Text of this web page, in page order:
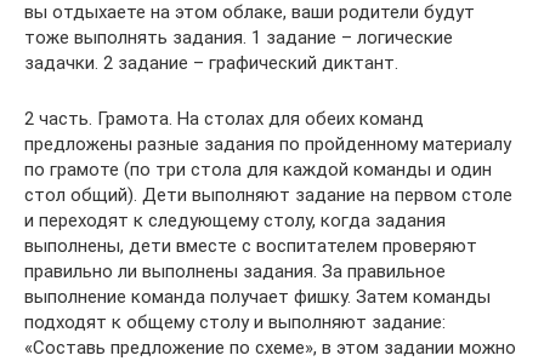
вы отдыхаете на этом облаке, ваши родители будут
тоже выполнять задания. 1 задание – логические
задачки. 2 задание – графический диктант.
2 часть. Грамота. На столах для обеих команд
предложены разные задания по пройденному материалу
по грамоте (по три стола для каждой команды и один
стол общий). Дети выполняют задание на первом столе
и переходят к следующему столу, когда задания
выполнены, дети вместе с воспитателем проверяют
правильно ли выполнены задания. За правильное
выполнение команда получает фишку. Затем команды
подходят к общему столу и выполняют задание:
«Составь предложение по схеме», в этом задании можно